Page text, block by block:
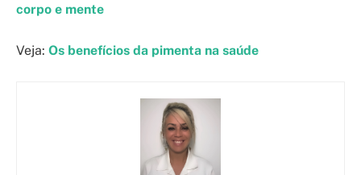
corpo e mente
Veja: Os benefícios da pimenta na saúde